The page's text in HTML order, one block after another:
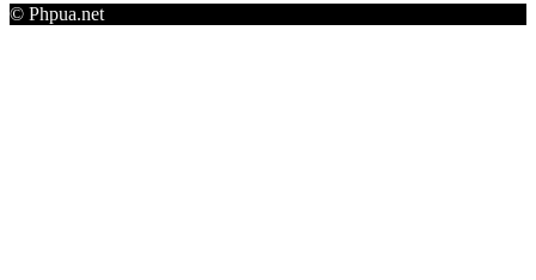
© Phpua.net